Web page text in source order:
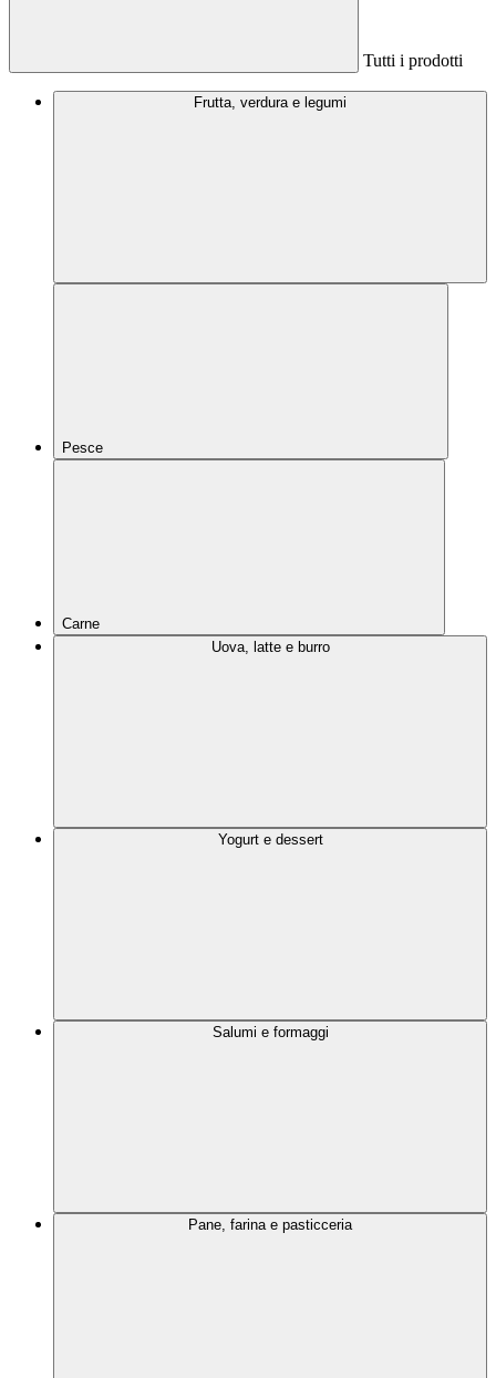
Tutti i prodotti
Frutta, verdura e legumi
Pesce
Carne
Uova, latte e burro
Yogurt e dessert
Salumi e formaggi
Pane, farina e pasticceria